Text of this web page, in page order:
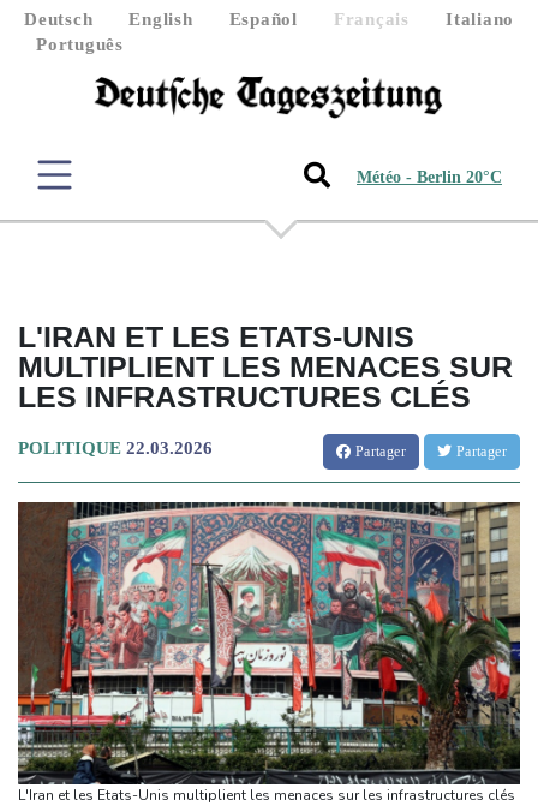
Deutsch English Español Français
Italiano
Português
Météo - Berlin 20°C
L'IRAN ET LES ETATS-UNIS
MULTIPLIENT LES MENACES SUR
LES INFRASTRUCTURES CLÉS
POLITIQUE 22.03.2026 Partager Partager
L'Iran et les Etats-Unis multiplient les menaces sur les infrastructures clés